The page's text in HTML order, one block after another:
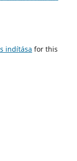
indítása for this